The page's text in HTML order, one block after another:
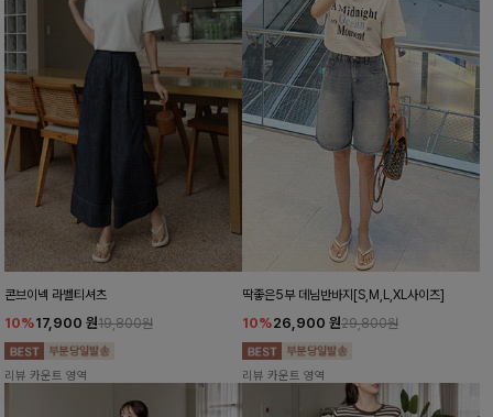
콘브이넥 라벨티셔츠
10%17,900 원19,800원
리뷰 카운트 영역
딱좋은5부 데님반바지[S,M,L,XL사이즈]
10%26,900 원29,800원
리뷰 카운트 영역